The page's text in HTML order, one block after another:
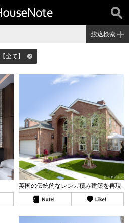
絞込検索
全て】
英国の伝統的なレンガ積み建築を再現